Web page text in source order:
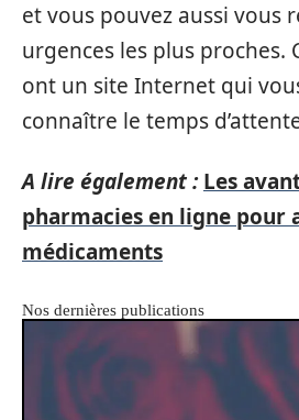
et vous pouvez aussi vous
urgences les plus proches.
ont un site Internet qui
connaître le temps
A lire également : Les
pharmacies en ligne pour
médicaments
Nos dernières publications